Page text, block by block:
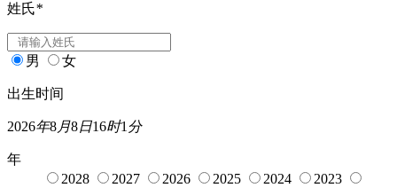
姓氏*
男 女
出生时间
2026年8月8日16时1 分
年
2028
2027 2026 2025 2024
2023